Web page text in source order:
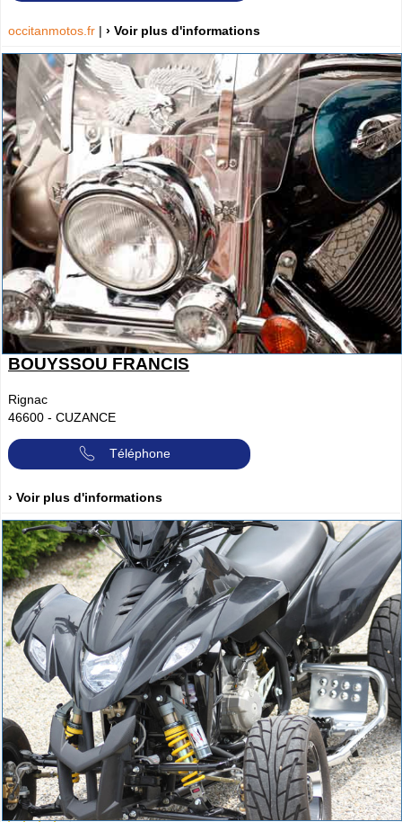
occitanmotos.fr | › Voir plus d'informations
BOUYSSOU FRANCIS
Rignac
46600 - CUZANCE
Téléphone
› Voir plus d'informations